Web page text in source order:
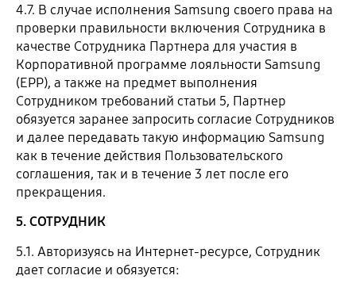
4.7. В случае исполнения Samsung своего права на
проверки правильности включения Сотрудника в
качестве Сотрудника Партнера для участия в
Корпоративной программе лояльности Samsung
(EPP), а также на предмет выполнения
Сотрудником требований статьи 5, Партнер
обязуется заранее запросить согласие Сотрудников
и далее передавать такую информацию Samsung
как в течение действия Пользовательского
соглашения, так и в течение 3 лет после его
прекращения.
5. СОТРУДНИК
5.1. Авторизуясь на Интернет-ресурсе, Сотрудник
дает согласие и обязуется: